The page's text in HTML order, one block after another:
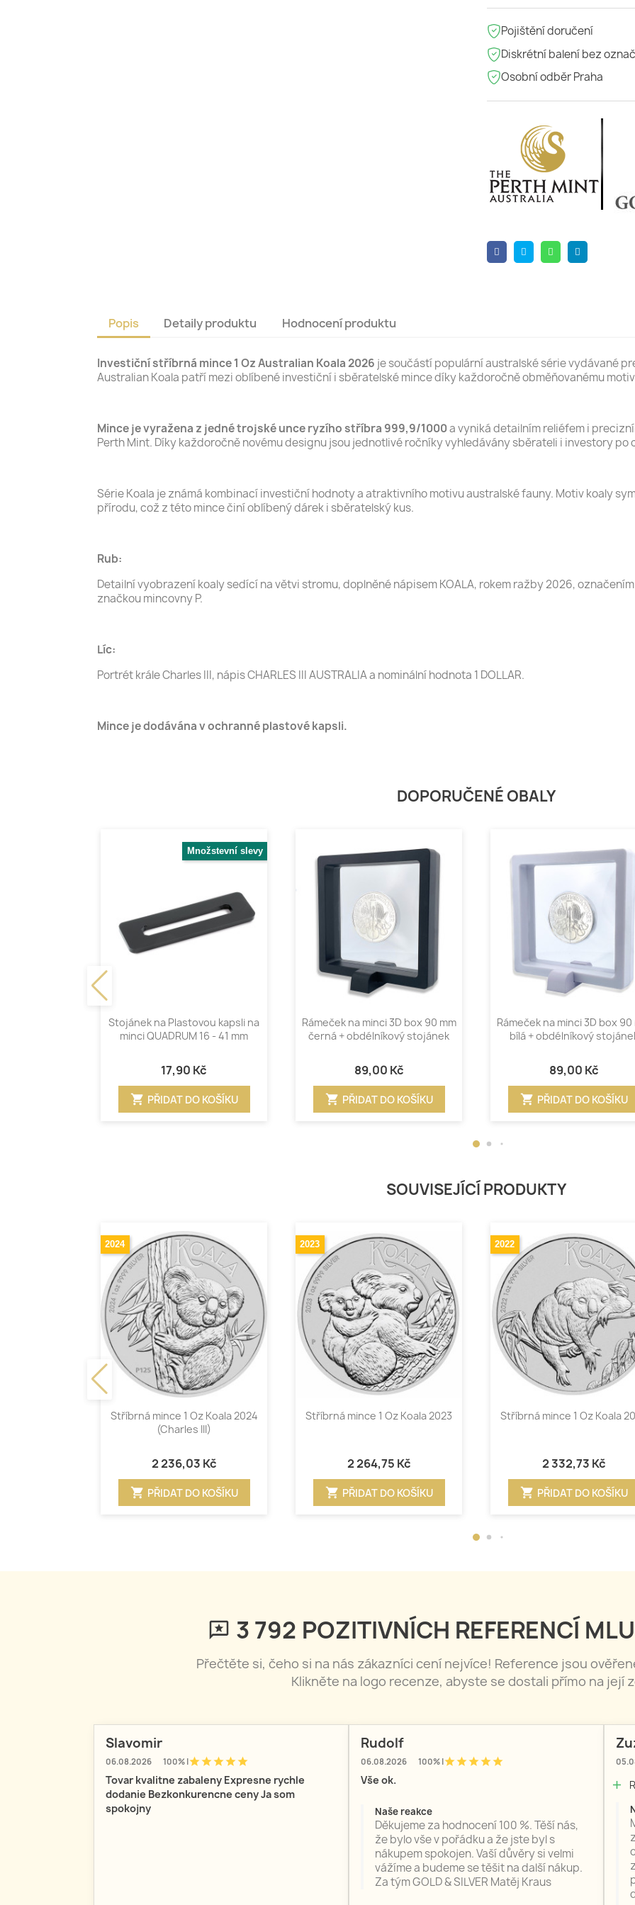
Pojištění doručení
Diskrétní balení bez
Osobní odběr Praha
Popis Detaily produktu Hodnocení produktu
Investiční stříbrná mince 1 Oz Australian Koala 2026 je součástí populární australské série vydávané
Australian Koala patří mezi oblíbené investiční i sběratelské mince díky každoročně obměňovanému
Mince je vyražena z jedné trojské unce ryzího stříbra 999,9/1000a vyniká detailním reliéfem i
Perth Mint. Díky každoročně novému designu jsou jednotlivé ročníky vyhledávány sběrateli i investory po
Série Koala je známá kombinací investiční hodnoty a atraktivního motivu australské fauny. Motiv koaly
přírodu, což z této mince činí oblíbený dárek i sběratelský kus.
Rub:
Detailní vyobrazení koaly sedící na větvi stromu, doplněné nápisem KOALA, rokem ražby 2026,
značkou mincovny P.
Líc:
Portrét krále Charles III, nápis CHARLES III AUSTRALIA a nominální hodnota 1 DOLLAR.
Mince je dodávána v ochranné plastové kapsli.
DOPORUČENÉ OBALY
Množstevní slevy
Rychlý náhled
Stojánek na Plastovou kapsli na
minci QUADRUM 16 - 41 mm
17,90 Kč
shopping_cart PŘIDAT DO KOŠÍKU
Rychlý náhled
Rámeček na minci 3D box 90 mm
černá + obdélníkový stojánek
89,00 Kč
shopping_cart PŘIDAT DO KOŠÍKU
Rychlý náhled
Rámeček na minci 3D box 90
bílá + obdélníkový
89,00 Kč
shopping_cart PŘIDAT DO KOŠÍKU
SOUVISEJÍCÍ PRODUKTY
2024
Rychlý náhled
Stříbrná mince 1 Oz Koala 2024
(Charles III)
2 236,03 Kč
shopping_cart PŘIDAT DO KOŠÍKU
2023
Rychlý náhled
Stříbrná mince 1 Oz Koala 2023
2 264,75 Kč
shopping_cart PŘIDAT DO KOŠÍKU
2022
Rychlý náhled
Stříbrná mince 1 Oz Koala
2 332,73 Kč
shopping_cart PŘIDAT DO KOŠÍKU
3 792 POZITIVNÍCH REFERENCÍ
Přečtěte si, čeho si na nás zákazníci cení nejvíce! Reference jsou
Klikněte na logo recenze, abyste se dostali přímo na její
Slavomir
06.08.2026 100% |starstarstarstarstar
Tovar kvalitne zabaleny Expresne rychle
dodanie Bezkonkurencne ceny Ja som
spokojny
Rudolf
06.08.2026 100% |starstarstarstarstar
Vše ok.
Naše reakce
Děkujeme za hodnocení 100 %. Těší nás,
že bylo vše v pořádku a že jste byl s
nákupem spokojen. Vaší důvěry si velmi
vážíme a budeme se těšit na další nákup.
Za tým GOLD & SILVER Matěj Kraus
add